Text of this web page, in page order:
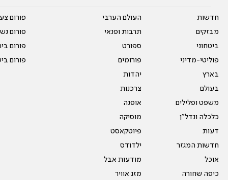
חדשות
מבזקים
ביטחוני
פוליטי-מדיני
בארץ
בעולם
משפט ופלילים
כלכלה ונדל"ן
דעות
חדשות המגזר
אוכל
כיפה שחורה
העולם הערבי
תרבות ופנאי
ספורט
פורומים
יהדות
צרכנות
אופנה
מוסיקה
פיוטקאסט
ילדודס
מודעות אבל
מזג אוויר
פורום
פורום
פורום
פורום